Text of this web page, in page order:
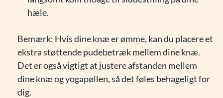
hæle.
Bemærk: Hvis dine knæ er ømme, kan du placere et
ekstra støttende pudebetræk mellem dine knæ.
Det er også vigtigt at justere afstanden mellem
dine knæ og yogapøllen, så det føles behageligt for
dig.